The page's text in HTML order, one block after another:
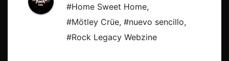
#Home Sweet Home,
#Mötley Crüe, #nuevo sencillo,
#Rock Legacy Webzine